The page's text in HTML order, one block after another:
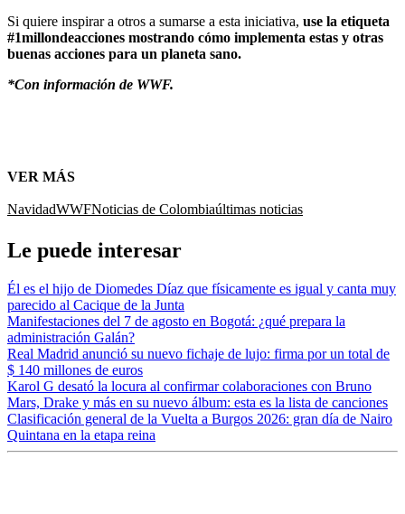
Si quiere inspirar a otros a sumarse a esta iniciativa, use la etiqueta
#1millondeacciones mostrando cómo implementa estas y otras
buenas acciones para un planeta sano.
*Con información de WWF.
VER MÁS
NavidadWWFNoticias de Colombiaúltimas noticias
Le puede interesar
Él es el hijo de Diomedes Díaz que físicamente es igual y canta muy
parecido al Cacique de la Junta
Manifestaciones del 7 de agosto en Bogotá: ¿qué prepara la
administración Galán?
Real Madrid anunció su nuevo fichaje de lujo: firma por un total de
$ 140 millones de euros
Karol G desató la locura al confirmar colaboraciones con Bruno
Mars, Drake y más en su nuevo álbum: esta es la lista de canciones
Clasificación general de la Vuelta a Burgos 2026: gran día de Nairo
Quintana en la etapa reina